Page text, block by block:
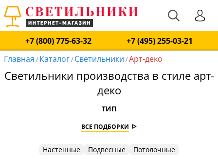
+7 (800) 775-63-32
+7 (495) 255-03-21
Главная / Каталог/ Светильники /Арт-деко
Светильники производства в стиле арт-
деко
ТИП
ВСЕ ПОДБОРКИ
Настенные Подвесные Потолочные